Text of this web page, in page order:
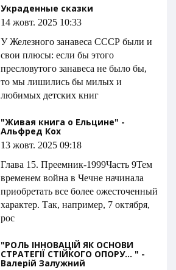
Украденные сказки
14 жовт. 2025 10:33
У Железного занавеса СССР были и
свои плюсы: если бы этого
пресловутого занавеса не было бы,
то мы лишились бы милых и
любимых детских книг
"Живая книга о Ельцине" -
Альфред Кох
13 жовт. 2025 09:18
Глава 15. Преемник-1999Часть 9Тем
временем война в Чечне начинала
приобретать все более ожесточенный
характер. Так, например, 7 октября,
рос
"РОЛЬ ІННОВАЦІЙ ЯК ОСНОВИ
СТРАТЕГІЇ СТІЙКОГО ОПОРУ... " -
Валерій Залужний